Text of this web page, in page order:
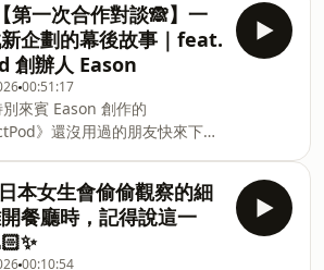
第一次合作對談🙈】一
企劃的幕後故事｜feat.
創辦人 Eason
00:51:17
來賓 Eason 創作的
》還沒用過的朋友快來下載
Podcast 夏季旅遊日文速成班》
package/
本女生會偷偷觀察的細
餐廳時，記得說這一
00:10:54